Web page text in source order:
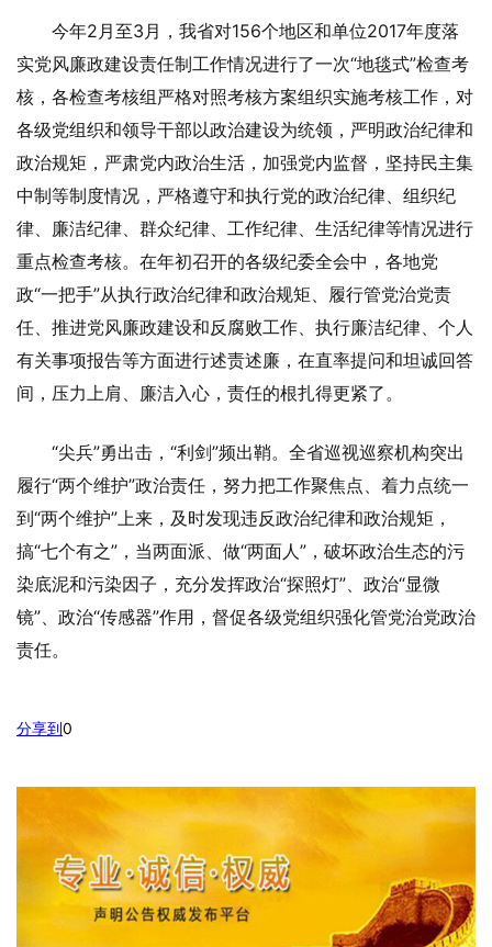
今年2月至3月，我省对156个地区和单位2017年度落
实党风廉政建设责任制工作情况进行了一次“地毯式”检查考
核，各检查考核组严格对照考核方案组织实施考核工作，对
各级党组织和领导干部以政治建设为统领，严明政治纪律和
政治规矩，严肃党内政治生活，加强党内监督，坚持民主集
中制等制度情况，严格遵守和执行党的政治纪律、组织纪
律、廉洁纪律、群众纪律、工作纪律、生活纪律等情况进行
重点检查考核。在年初召开的各级纪委全会中，各地党
政“一把手”从执行政治纪律和政治规矩、履行管党治党责
任、推进党风廉政建设和反腐败工作、执行廉洁纪律、个人
有关事项报告等方面进行述责述廉，在直率提问和坦诚回答
间，压力上肩、廉洁入心，责任的根扎得更紧了。
“尖兵”勇出击，“利剑”频出鞘。全省巡视巡察机构突出
履行“两个维护”政治责任，努力把工作聚焦点、着力点统一
到“两个维护”上来，及时发现违反政治纪律和政治规矩，
搞“七个有之”，当两面派、做“两面人”，破坏政治生态的污
染底泥和污染因子，充分发挥政治“探照灯”、政治“显微
镜”、政治“传感器”作用，督促各级党组织强化管党治党政治
责任。
分享到0